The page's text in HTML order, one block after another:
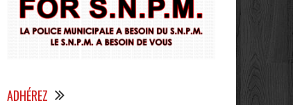
ADHÉREZ